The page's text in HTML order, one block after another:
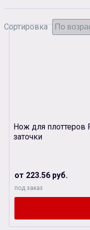
Сортировка
Нож для плоттеров
заточки
от 223.56 руб.
под заказ